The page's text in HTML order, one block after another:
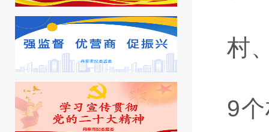
村
9